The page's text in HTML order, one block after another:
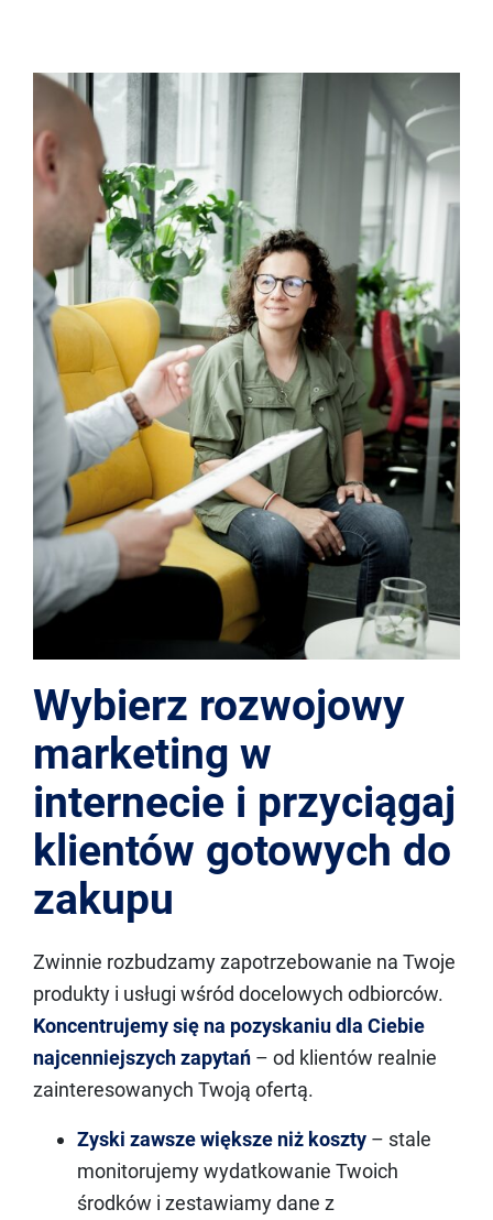
Wybierz rozwojowy
marketing w
internecie i przyciągaj
klientów gotowych do
zakupu
Zwinnie rozbudzamy zapotrzebowanie na Twoje
produkty i usługi wśród docelowych odbiorców.
Koncentrujemy się na pozyskaniu dla Ciebie
najcenniejszych zapytań – od klientów realnie
zainteresowanych Twoją ofertą.
Zyski zawsze większe niż koszty – stale
monitorujemy wydatkowanie Twoich
środków i zestawiamy dane z